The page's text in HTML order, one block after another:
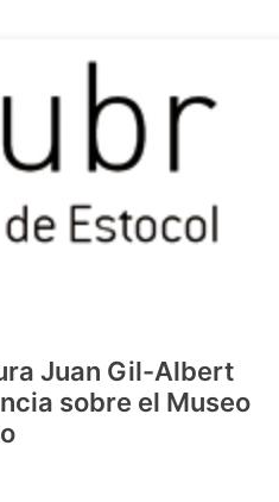
Juan Gil-Albert
sobre el Museo